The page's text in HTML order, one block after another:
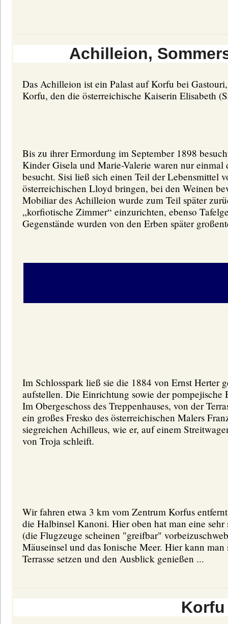
Achilleion,
Das Achilleion ist ein Palast auf Korfu bei
Korfu, den die österreichische Kaiserin Elisabeth
Bis zu ihrer Ermordung im September 1898
Kinder Gisela und Marie-Valerie waren nur einmal
besucht. Sisi ließ sich einen Teil der Lebensmittel
österreichischen Lloyd bringen, bei den Weinen
Mobiliar des Achilleion wurde zum Teil später
„korfiotische Zimmer“ einzurichten, ebenso
Gegenstände wurden von den Erben später
Im Schlosspark ließ sie die 1884 von Ernst Herter
aufstellen. Die Einrichtung sowie der
Im Obergeschoss des Treppenhauses, von der
ein großes Fresko des österreichischen Malers
siegreichen Achilleus, wie er, auf einem
von Troja schleift.
Wir fahren etwa 3 km vom Zentrum Korfus
die Halbinsel Kanoni. Hier oben hat man eine
(die Flugzeuge scheinen "greifbar"
Mäuseinsel und das Ionische Meer. Hier kann
Terrasse setzen und den Ausblick genießen ...